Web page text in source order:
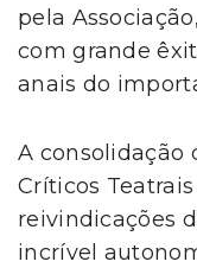
pela
com grande
anais do
A consolidação
Críticos
reivindicações
incrível